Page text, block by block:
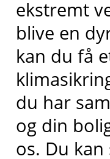
ekstremt
blive en
kan du få
du har
og din
os. Du kan